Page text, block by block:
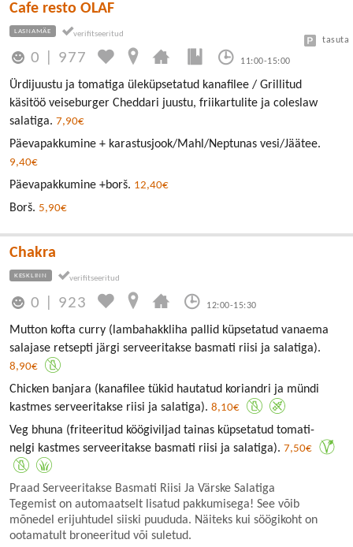
Cafe resto OLAF
LASNAMÄE
0 977 11:00-15:00
tasuta
Ürdijuustu ja tomatiga üleküpsetatud kanafilee / Grillitud
käsitöö veiseburger Cheddari juustu, friikartulite ja coleslaw
salatiga. 7,90€
Päevapakkumine + karastusjook/Mahl/Neptunas vesi/Jäätee.
9,40€
Päevapakkumine +borš. 12,40€
Borš. 5,90€
Chakra
KESKLINN
0 923 12:00-15:30
Mutton kofta curry (lambahakkliha pallid küpsetatud vanaema
salajase retsepti järgi serveeritakse basmati riisi ja salatiga).
8,90€
Chicken banjara (kanafilee tükid hautatud koriandri ja mündi
kastmes serveeritakse riisi ja salatiga). 8,10€
Veg bhuna (friteeritud köögiviljad tainas küpsetatud tomati-
nelgi kastmes serveeritakse basmati riisi ja salatiga). 7,50€
Praad Serveeritakse Basmati Riisi Ja Värske Salatiga
Tegemist on automaatselt lisatud pakkumisega! See võib
mõnedel erijuhtudel siiski puududa. Näiteks kui söögikoht on
ootamatult broneeritud või suletud.